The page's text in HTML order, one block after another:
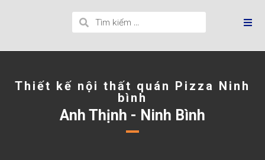
Thiết kế nội thất quán Pizza Ninh
bình
Anh Thịnh - Ninh Bình